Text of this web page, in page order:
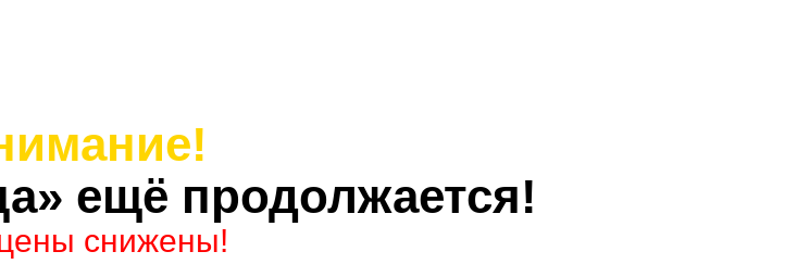
ещё продолжается!
снижены!